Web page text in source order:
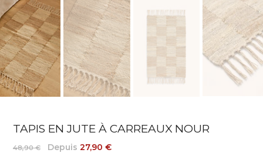
TAPIS EN JUTE À CARREAUX NOUR
48,90 € Depuis 27,90 €